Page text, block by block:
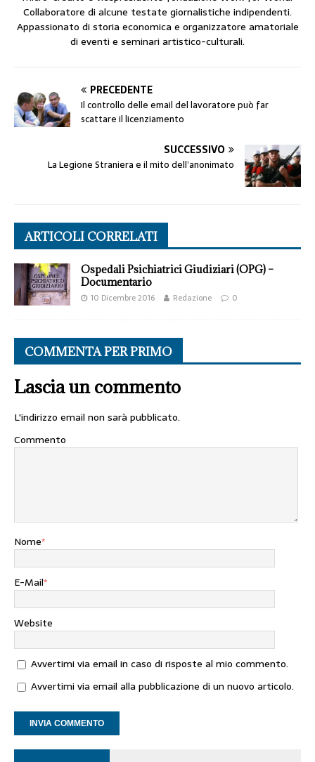
Collaboratore di alcune testate giornalistiche indipendenti.
Appassionato di storia economica e organizzatore amatoriale
di eventi e seminari artistico-culturali.
PRECEDENTE
Il controllo delle email del lavoratore può far
scattare il licenziamento
SUCCESSIVO
La Legione Straniera e il mito dell’anonimato
ARTICOLI CORRELATI
Ospedali Psichiatrici Giudiziari (OPG) –
Documentario
10 Dicembre 2016 Redazione 0
COMMENTA PER PRIMO
Lascia un commento
L'indirizzo email non sarà pubblicato.
Commento
Nome*
E-Mail*
Website
Avvertimi via email in caso di risposte al mio commento.
Avvertimi via email alla pubblicazione di un nuovo articolo.